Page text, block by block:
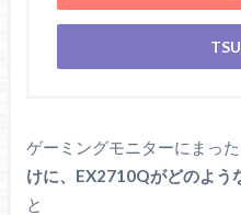
ゲーミングモニターにまっ
けに、EX2710Qがどのよう
と